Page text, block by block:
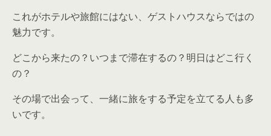
これがホテルや旅館にはない、ゲストハウスならではの
魅力です。
どこから来たの？いつまで滞在するの？明日はどこ行く
の？
その場で出会って、一緒に旅をする予定を立てる人も多
いです。